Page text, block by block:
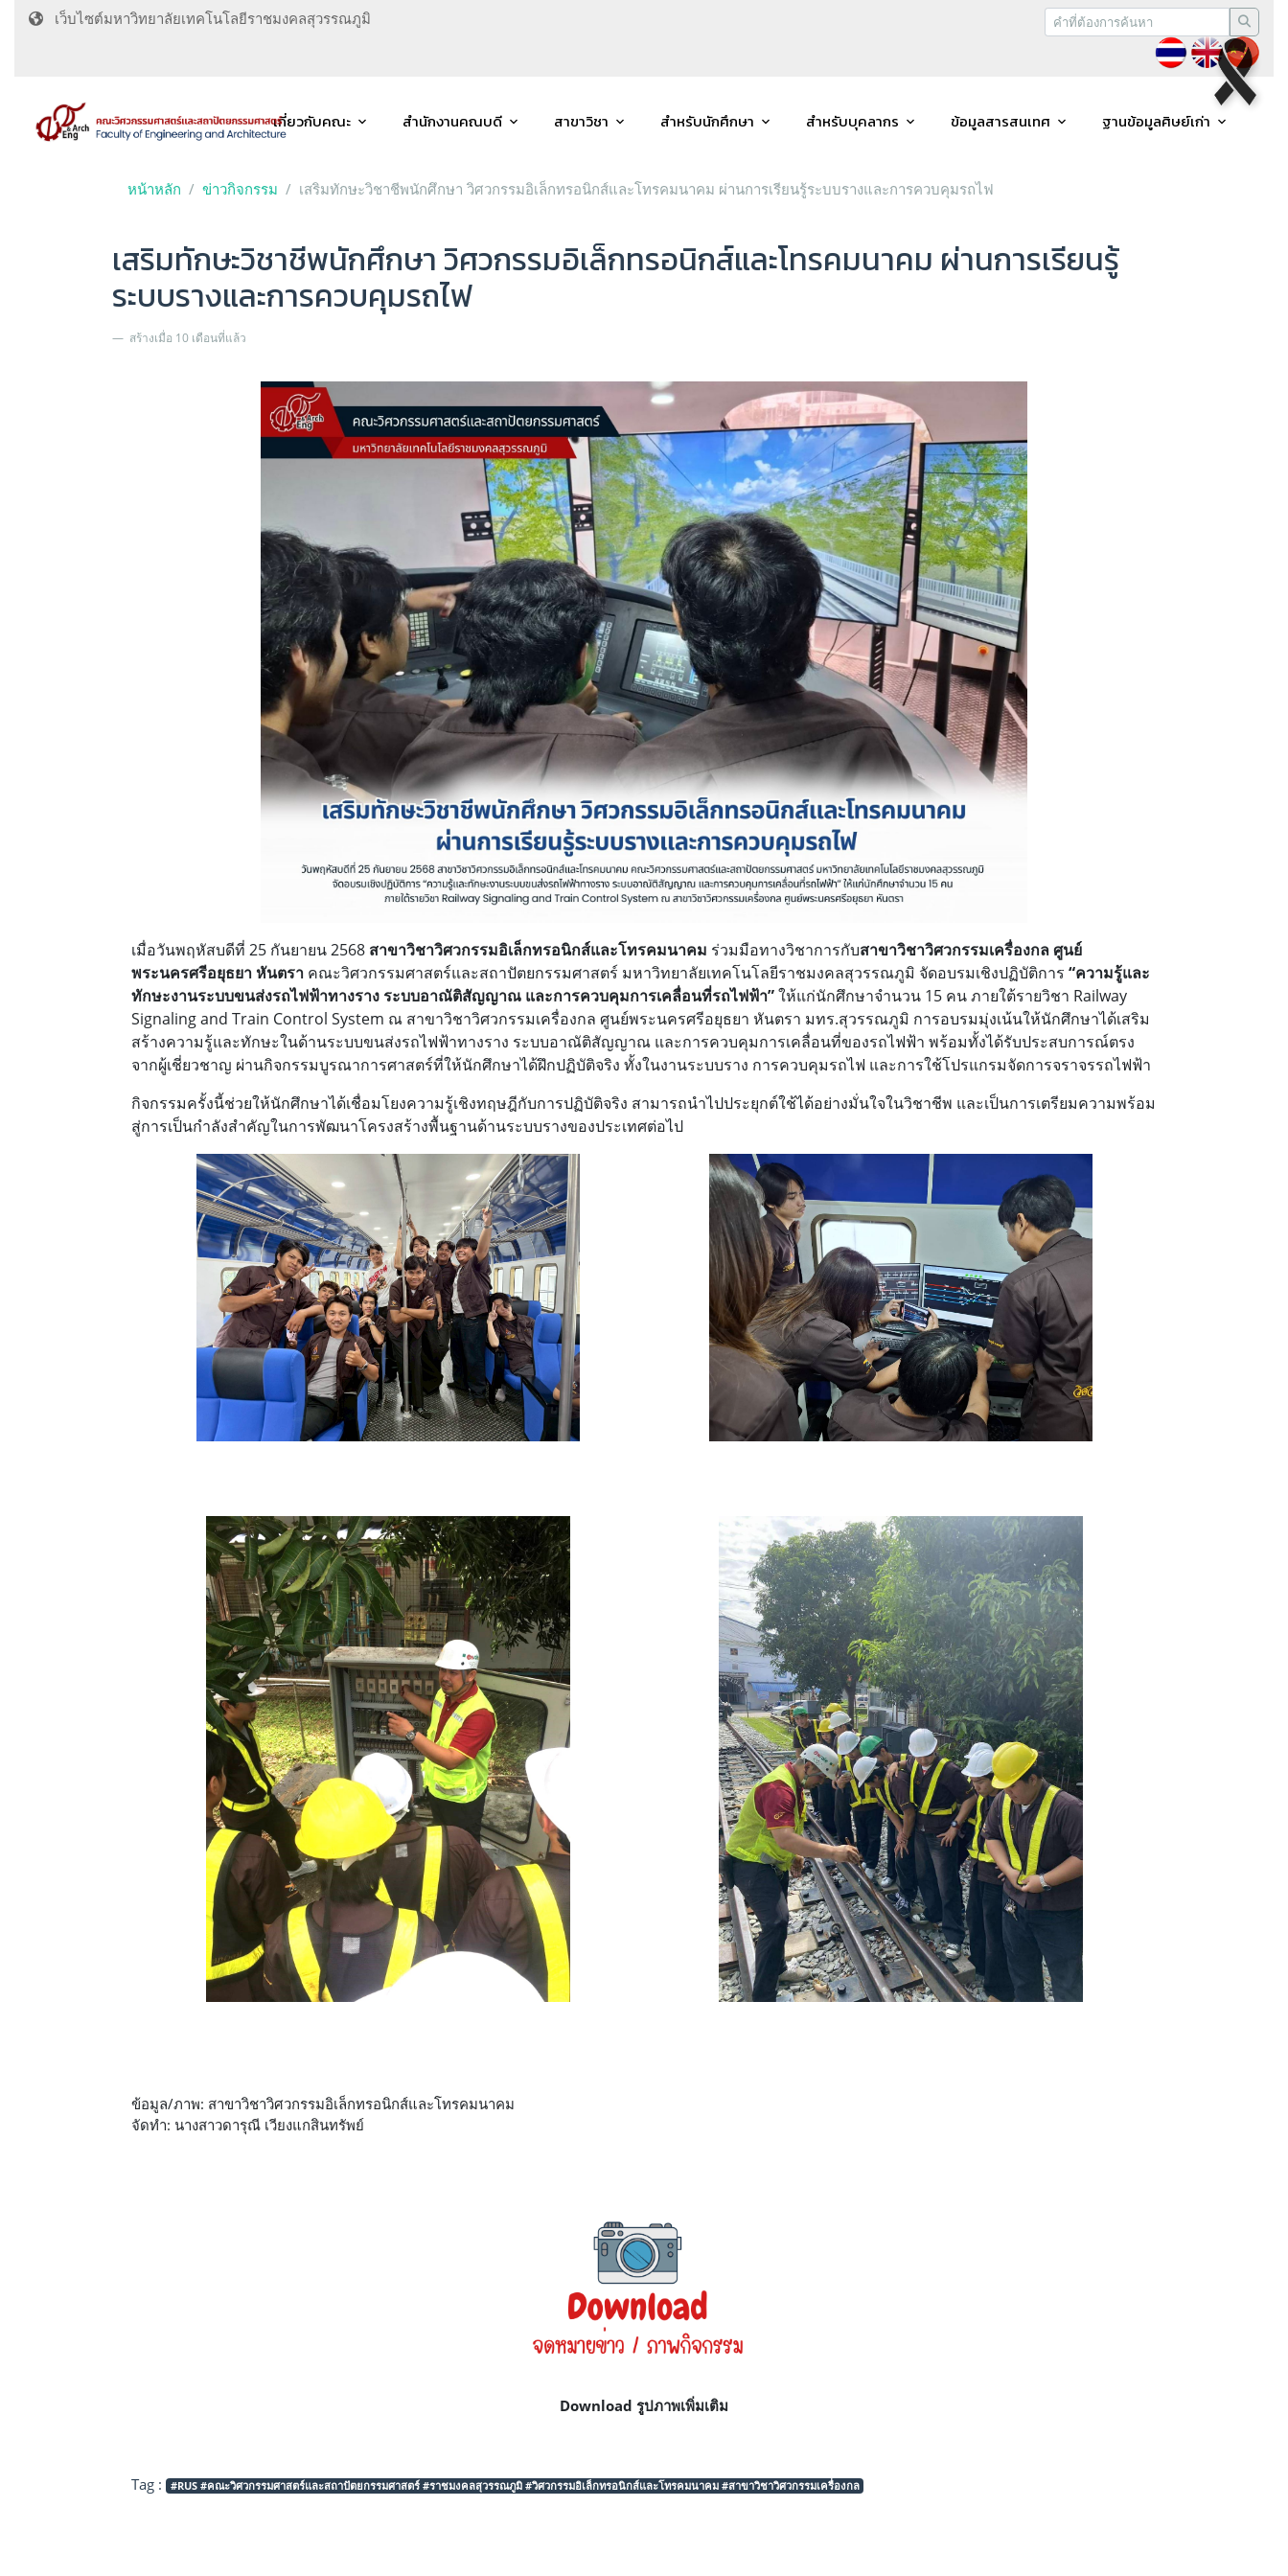
เว็บไซต์มหาวิทยาลัยเทคโนโลยีราชมงคลสุวรรณภูมิ
เกี่ยวกับคณะ สำนักงานคณบดี สาขาวิชา สำหรับนักศึกษา สำหรับบุคลากร ข้อมูลสารสนเทศ ฐานข้อมูลศิษย์เก่า
หน้าหลัก ข่าวกิจกรรม เสริมทักษะวิชาชีพนักศึกษา วิศวกรรมอิเล็กทรอนิกส์และโทรคมนาคม ผ่านการเรียนรู้ระบบรางและการควบคุมรถไฟ
เสริมทักษะวิชาชีพนักศึกษา วิศวกรรมอิเล็กทรอนิกส์และโทรคมนาคม ผ่านการเรียนรู้
ระบบรางและการควบคุมรถไฟ
สร้างเมื่อ 10 เดือนที่แล้ว
เมื่อวันพฤหัสบดีที่ 25 กันยายน 2568 สาขาวิชาวิศวกรรมอิเล็กทรอนิกส์และโทรคมนาคม ร่วมมือทางวิชาการกับสาขาวิชาวิศวกรรมเครื่องกลศูนย์
พระนครศรีอยุธยา หันตรา คณะวิศวกรรมศาสตร์และสถาปัตยกรรมศาสตร์ มหาวิทยาลัยเทคโนโลยีราชมงคลสุวรรณภูมิ จัดอบรมเชิงปฏิบัติการ “ความรู้และ
ทักษะงานระบบขนส่งรถไฟฟ้าทางราง ระบบอาณัติสัญญาณ และการควบคุมการเคลื่อนที่รถไฟฟ้า”ให้แก่นักศึกษาจำนวน 15 คน ภายใต้รายวิชา Railway
Signalingand Train Control System ณ สาขาวิชาวิศวกรรมเครื่องกล ศูนย์พระนครศรีอยุธยา หันตรา มทร.สุวรรณภูมิ การอบรมมุ่งเน้นให้นักศึกษาได้เสริม
สร้างความรู้และทักษะในด้านระบบขนส่งรถไฟฟ้าทางราง ระบบอาณัติสัญญาณ และการควบคุมการเคลื่อนที่ของรถไฟฟ้า พร้อมทั้งได้รับประสบการณ์ตรง
จากผู้เชี่ยวชาญ ผ่านกิจกรรมบูรณาการศาสตร์ที่ให้นักศึกษาได้ฝึกปฏิบัติจริง ทั้งในงานระบบราง การควบคุมรถไฟ และการใช้โปรแกรมจัดการจราจรรถไฟฟ้า
กิจกรรมครั้งนี้ช่วยให้นักศึกษาได้เชื่อมโยงความรู้เชิงทฤษฎีกับการปฏิบัติจริง สามารถนำไปประยุกต์ใช้ได้อย่างมั่นใจในวิชาชีพ และเป็นการเตรียมความพร้อม
สู่การเป็นกำลังสำคัญในการพัฒนาโครงสร้างพื้นฐานด้านระบบรางของประเทศต่อไป
ข้อมูล/ภาพ: สาขาวิชาวิศวกรรมอิเล็กทรอนิกส์และโทรคมนาคม
จัดทำ: นางสาวดารุณี เวียงแกสินทรัพย์
Download รูปภาพเพิ่มเติม
Tag : #RUS #คณะวิศวกรรมศาสตร์และสถาปัตยกรรมศาสตร์ #ราชมงคลสุวรรณภูมิ #วิศวกรรมอิเล็กทรอนิกส์และโทรคมนาคม #สาขาวิชาวิศวกรรมเครื่องกล